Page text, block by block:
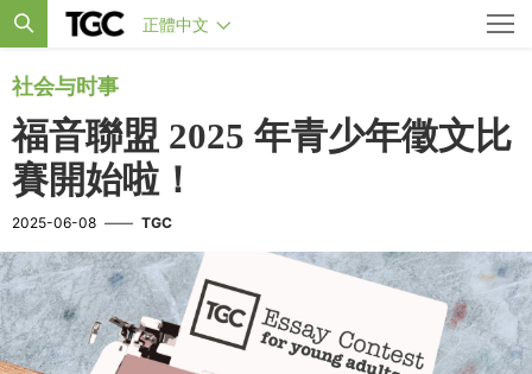
正體中文
社会与时事
福音聯盟 2025 年青少年徵文比
賽開始啦！
2025-06-08 —— TGC